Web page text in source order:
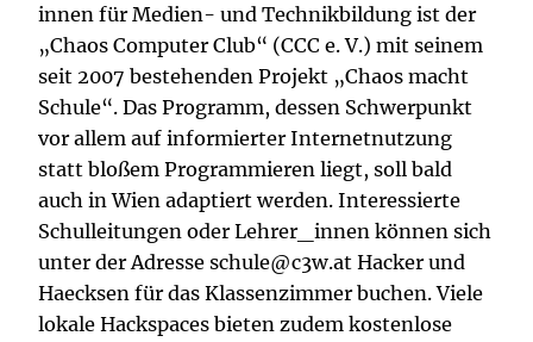
innen für Medien- und Technikbildung ist der
„Chaos Computer Club“ (CCC e. V.) mit seinem
seit 2007 bestehenden Projekt „Chaos macht
Schule“. Das Programm, dessen Schwerpunkt
vor allem auf informierter Internetnutzung
statt bloßem Programmieren liegt, soll bald
auch in Wien adaptiert werden. Interessierte
Schulleitungen oder Lehrer_innen können sich
unter der Adresse ta.w3c@eluhcs Hacker und
Haecksen für das Klassenzimmer buchen. Viele
lokale Hackspaces bieten zudem kostenlose